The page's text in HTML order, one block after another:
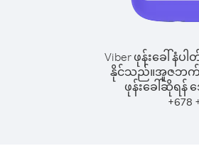
Viber ဖုန်းခေါ်နံ
နိုင်သည်။အူဇဘက်
ဖုန်းခေါ်ဆိုရန်
+678